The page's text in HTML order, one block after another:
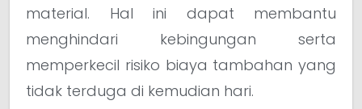
material. Hal ini dapat membantu
menghindari kebingungan serta
memperkecil risiko biaya tambahan yang
tidak terduga di kemudian hari.